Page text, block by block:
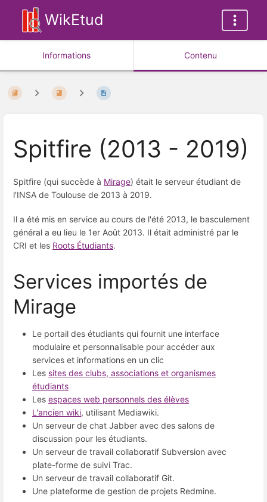
WikEtud
Informations Contenu
Spitfire (2013 - 2019)
Spitfire (qui succède à Mirage) était le serveur étudiant de
l'INSA de Toulouse de 2013 à 2019.
Il a été mis en service au cours de l'été 2013, le basculement
général a eu lieu le 1er Août 2013. Il était administré par le
CRI et les Roots Étudiants.
Services importés de
Mirage
Le portail des étudiants qui fournit une interface
modulaire et personnalisable pour accéder aux
services et informations en un clic
Les sites des clubs, associations et organismes
étudiants
Les espaces web personnels des élèves
L'ancien wiki, utilisant Mediawiki.
Un serveur de chat Jabber avec des salons de
discussion pour les étudiants.
Un serveur de travail collaboratif Subversion avec
plate-forme de suivi Trac.
Un serveur de travail collaboratif Git.
Une plateforme de gestion de projets Redmine.